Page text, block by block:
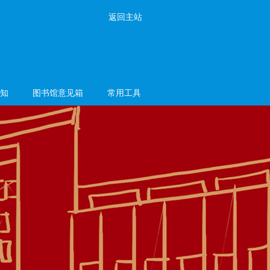
返回主站
图书馆意见箱 常用工具